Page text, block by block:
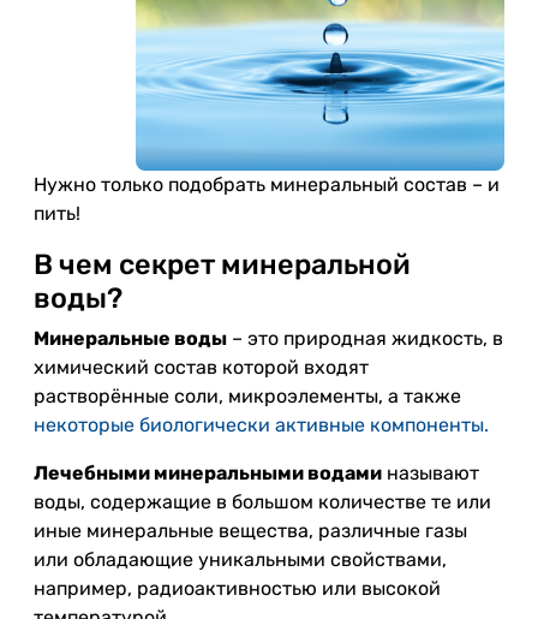
Нужно только подобрать минеральный состав – и
пить!
В чем секрет минеральной
воды?
Минеральные воды – это природная жидкость, в
химический состав которой входят
растворённые соли, микроэлементы, а также
некоторые биологически активные компоненты.
Лечебными минеральными водами называют
воды, содержащие в большом количестве те или
иные минеральные вещества, различные газы
или обладающие уникальными свойствами,
например, радиоактивностью или высокой